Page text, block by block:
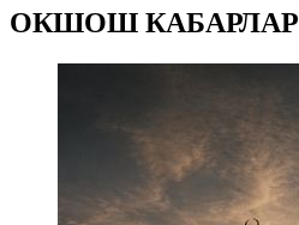
ОКШОШ КАБАРЛАР